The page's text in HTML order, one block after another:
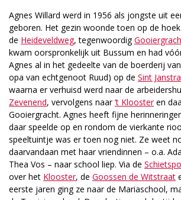
Agnes Willard werd in 1956 als jongste uit
geboren. Het gezin woonde toen op de
de Heideveldweg, tegenwoordig
kwam oorspronkelijk uit Bussum en had
Agnes al in het gedeelte van de boerderij
opa van echtgenoot Ruud) op de Sint
waarna er verhuisd werd naar de
Zevenend, vervolgens naar’t Kloosteren
Gooiergracht. Agnes heeft fijne
daar speelde op en rondom de vierkante
speeltuintje was er toen nog niet. Ze weet
daarvandaan met haar vriendinnen – o.a.
Thea Vos – naar school liep. Via de
over het Klooster, de Goossen de Witstraat
eerste jaren ging ze naar de Mariaschool,